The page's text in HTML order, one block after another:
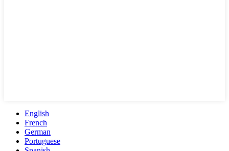
English
French
German
Portuguese